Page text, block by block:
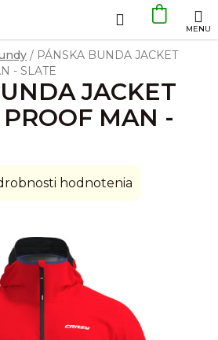
Hľadať
KOŠÍK
/ PÁNSKA BUNDA JACKET
- SLATE
JACKET
MAN -
hodnotenia